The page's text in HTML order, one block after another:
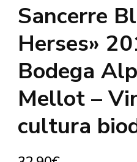
Sancerre
Herses»
Bodega
Mellot –
cultura